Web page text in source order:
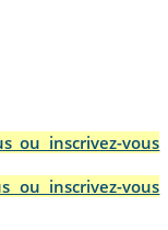
ou inscrivez-vous
ou inscrivez-vous